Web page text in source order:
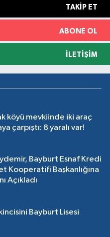
TAKIP ET
ABONE OL
İLETIŞIM
köyü mevkiinde iki araç
çarpıştı: 8 yaralı var!
Bayburt Esnaf Kredi
Kooperatifi Başkanlığına
Açıkladı
Bayburt Lisesi